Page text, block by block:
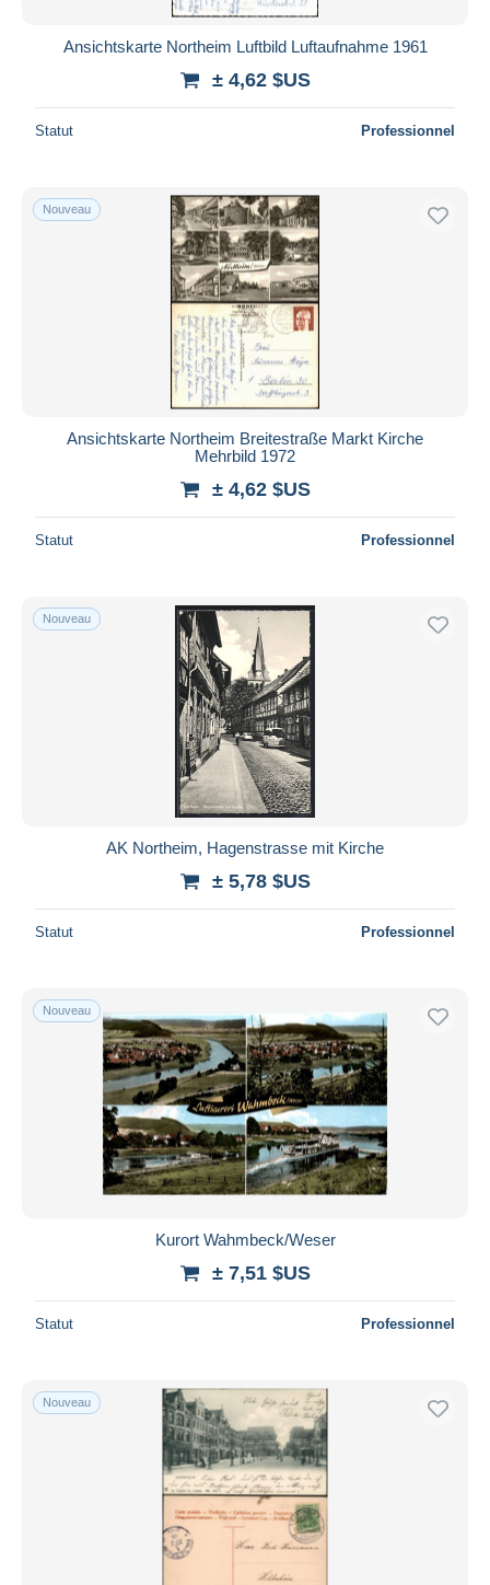
Ansichtskarte Northeim Luftbild Luftaufnahme 1961
± 4,62 $US
Statut Professionnel
Nouveau
Ansichtskarte Northeim Breitestraße Markt Kirche
Mehrbild 1972
± 4,62 $US
Statut Professionnel
Nouveau
AK Northeim, Hagenstrasse mit Kirche
± 5,78 $US
Statut Professionnel
Nouveau
Kurort Wahmbeck/Weser
± 7,51 $US
Statut Professionnel
Nouveau